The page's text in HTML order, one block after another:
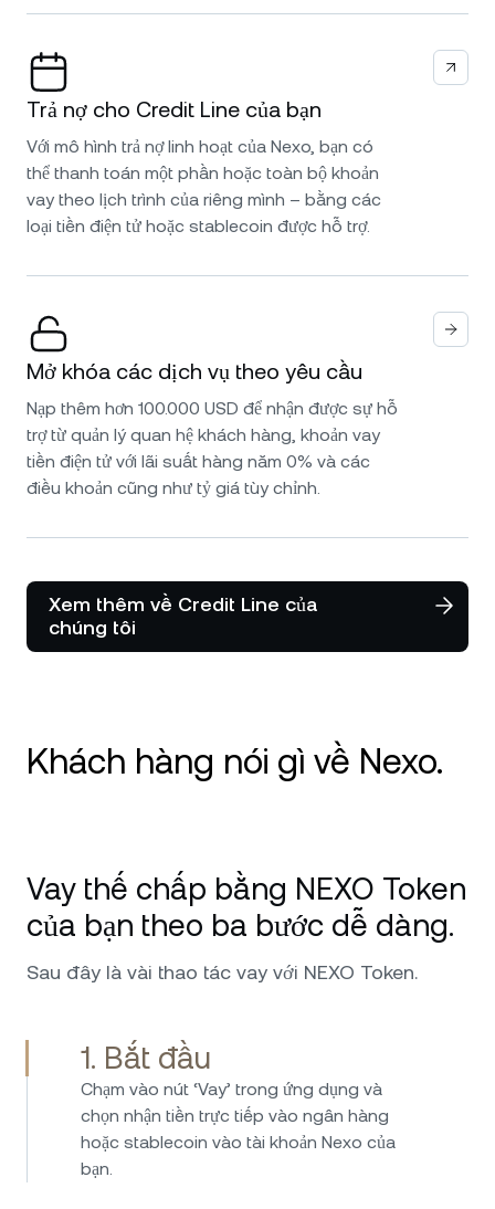
Trả nợ cho Credit Line của bạn
Với mô hình trả nợ linh hoạt của Nexo, bạn có
thể thanh toán một phần hoặc toàn bộ khoản
vay theo lịch trình của riêng mình – bằng các
loại tiền điện tử hoặc stablecoin được hỗ trợ.
Mở khóa các dịch vụ theo yêu cầu
Nạp thêm hơn 100.000 USD để nhận được sự hỗ
trợ từ quản lý quan hệ khách hàng, khoản vay
tiền điện tử với lãi suất hàng năm 0% và các
điều khoản cũng như tỷ giá tùy chỉnh.
Xem thêm về Credit Line của
chúng tôi
Khách hàng nói gì về Nexo.
trợ mọi vấn đề. Không chê vào đâu được, đặc
biệt đáng nói là mức bảo mật cấp độ quân sự
hàng đầu và các đơn vị lưu ký đứng sau Nexo,
giúp tôi yên tâm hơn khi giao khoản đầu tư cho
họ. Tiếp tục phát huy nhé!
Tôi đã đầu tư vào Nexo năm 2017 và dùng nền
tảng từ đó đến giờ, không vấn đề gì. Vay vốn
Vay thế chấp bằng NEXO Token
của bạn theo ba bước dễ dàng.
Sau đây là vài thao tác vay với NEXO Token.
1. Bắt đầu
Chạm vào nút ‘Vay’ trong ứng dụng và
chọn nhận tiền trực tiếp vào ngân hàng
hoặc stablecoin vào tài khoản Nexo của
bạn.